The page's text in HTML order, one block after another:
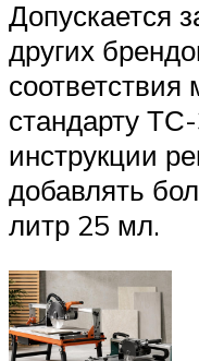
Допускается
других
стандарту
инструкции
добавлять
литр 25 мл.